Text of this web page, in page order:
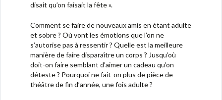
disait qu’on faisait la fête ».
Comment se faire de nouveaux amis en étant adulte
et sobre ? Où vont les émotions que l’on ne
s’autorise pas à ressentir ? Quelle est la meilleure
manière de faire disparaître un corps ? Jusqu’où
doit-on faire semblant d’aimer un cadeau qu’on
déteste ? Pourquoi ne fait-on plus de pièce de
théâtre de fin d’année, une fois adulte ?